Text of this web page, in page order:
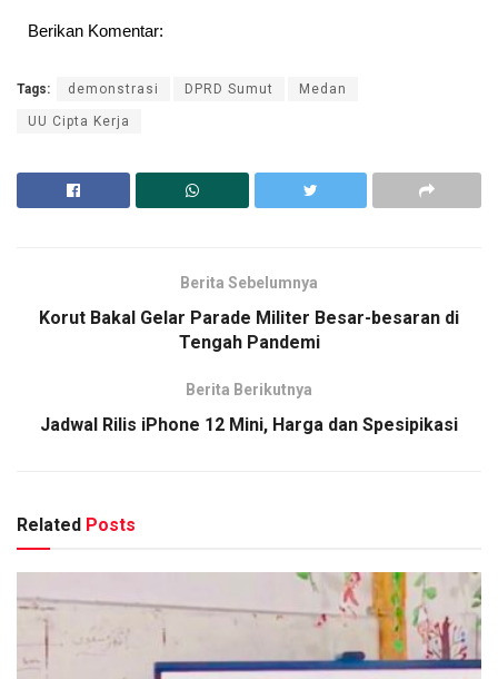
Berikan Komentar:
Tags: demonstrasi DPRD Sumut Medan
UU Cipta Kerja
Berita Sebelumnya
Korut Bakal Gelar Parade Militer Besar-besaran di
Tengah Pandemi
Berita Berikutnya
Jadwal Rilis iPhone 12 Mini, Harga dan Spesipikasi
Related Posts